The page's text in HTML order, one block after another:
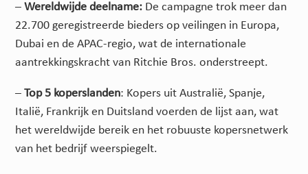
– Wereldwijde deelname: De campagne trok meer dan
22.700 geregistreerde bieders op veilingen in Europa,
Dubai en de APAC-regio, wat de internationale
aantrekkingskracht van Ritchie Bros. onderstreept.
–Top 5 koperslanden: Kopers uit Australië, Spanje,
Italië, Frankrijk en Duitsland voerden de lijst aan, wat
het wereldwijde bereik en het robuuste kopersnetwerk
van het bedrijf weerspiegelt.